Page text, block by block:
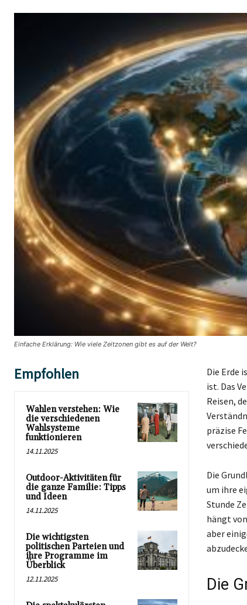
Einfache Erklärung: Wie viele Zeitzonen gibt es auf der Welt?
Empfohlen
Wahlen verstehen: Wie
die verschiedenen
Wahlsysteme
funktionieren
14.11.2025
Outdoor-Aktivitäten für
die ganze Familie: Tipps
und Ideen
14.11.2025
Die wichtigsten
politischen Parteien und
ihre Programme im
Überblick
12.11.2025
Die Erde
ist. Das
Reisen,
präzise
Die
um ihre
Stunde
hängt
aber
Die